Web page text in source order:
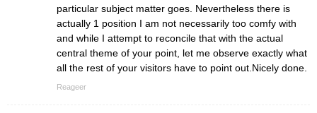
particular subject matter goes. Nevertheless there is
actually 1 position I am not necessarily too comfy with
and while I attempt to reconcile that with the actual
central theme of your point, let me observe exactly what
all the rest of your visitors have to point out.Nicely done.
Reageer